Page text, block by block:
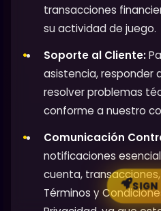
transacciones
su actividad de juego.
Soporte al Cliente:
asistencia, responder
resolver problemas
conforme a nuestro
Comunicación
notificaciones
cuenta,
Términos y
SIGN